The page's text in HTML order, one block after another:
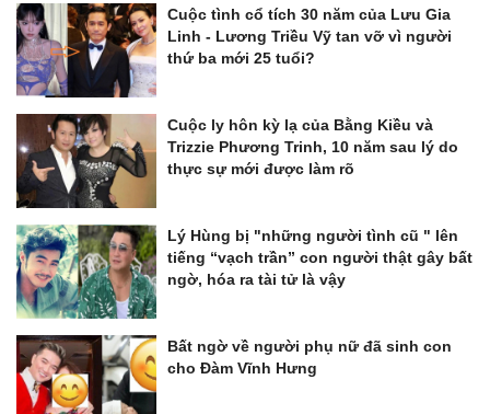
Cuộc tình cổ tích 30 năm của Lưu Gia
Linh - Lương Triều Vỹ tan vỡ vì người
thứ ba mới 25 tuổi?
Cuộc ly hôn kỳ lạ của Bằng Kiều và
Trizzie Phương Trinh, 10 năm sau lý do
thực sự mới được làm rõ
Lý Hùng bị "những người tình cũ " lên
tiếng “vạch trần” con người thật gây bất
ngờ, hóa ra tài tử là vậy
Bất ngờ về người phụ nữ đã sinh con
cho Đàm Vĩnh Hưng